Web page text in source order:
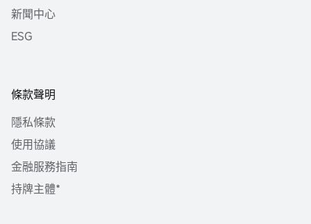
新聞中心
ESG
條款聲明
隱私條款
使用協議
金融服務指南
持牌主體*